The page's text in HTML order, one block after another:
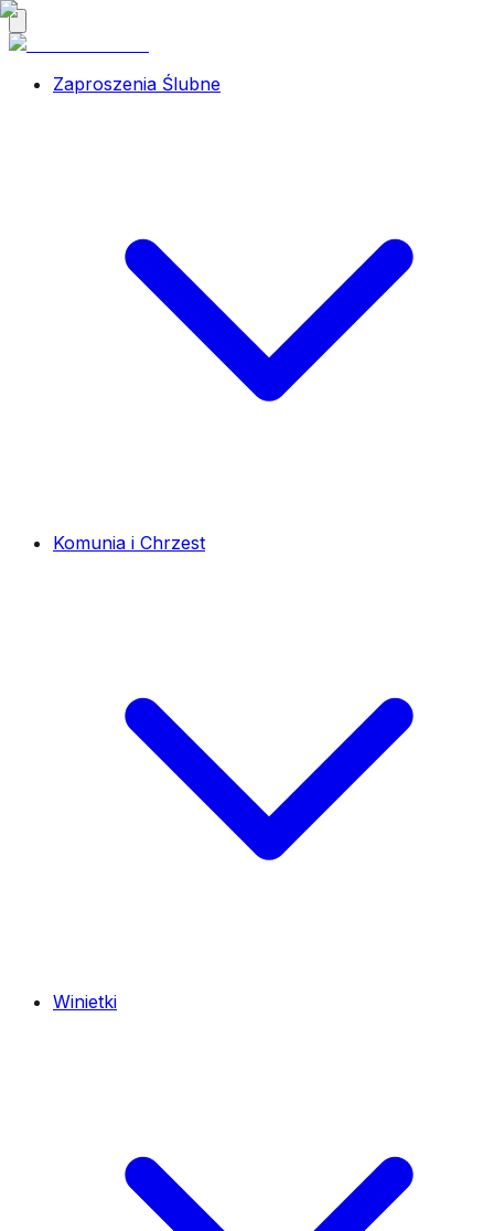
Zaproszenia Ślubne
Komunia i Chrzest
Winietki